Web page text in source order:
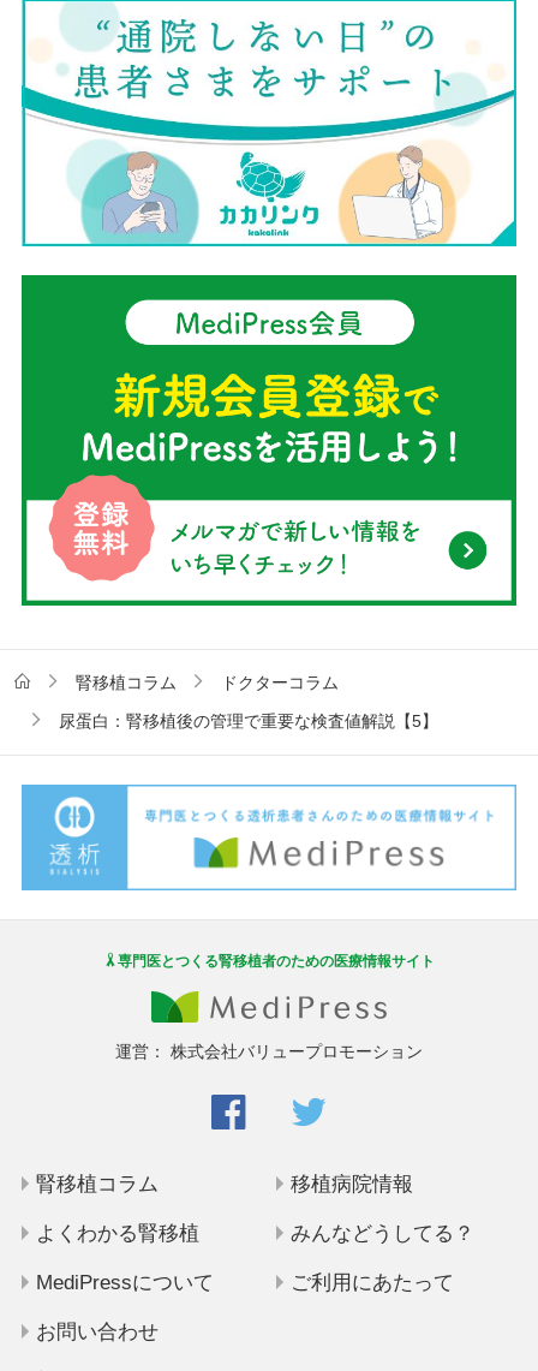
腎移植コラム
ドクターコラム
尿蛋白：腎移植後の管理で重要な検査値解説【5】
専門医とつくる腎移植者のための医療情報サイト
運営： 株式会社バリュープロモーション
腎移植コラム 移植病院情報
よくわかる腎移植 みんなどうしてる？
MediPressについて ご利用にあたって
お問い合わせ